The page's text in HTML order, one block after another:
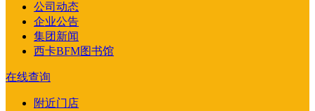
公司动态
企业公告
集团新闻
西卡BFM图书馆
在线查询
附近门店